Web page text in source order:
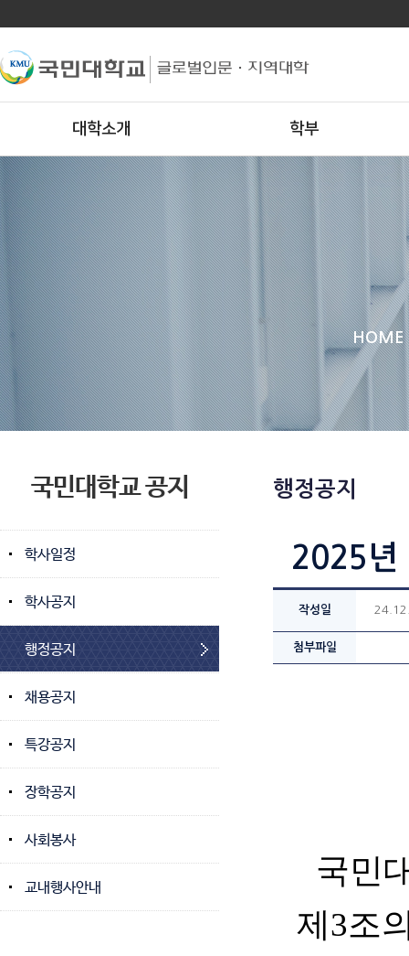
대학소개 학부
HOME
국민대학교 공지
학사일정
학사공지
행정공지
채용공지
특강공지
장학공지
사회봉사
교내행사안내
행정공지
2025년
작성일
첨부파일
국민
제 3조